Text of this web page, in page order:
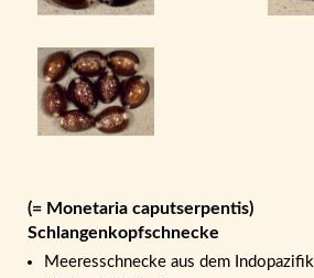
(= Monetaria caputserpentis)
Schlangenkopfschnecke
Meeresschnecke aus dem Indopazifik